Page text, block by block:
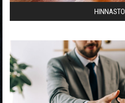
HINNASTO